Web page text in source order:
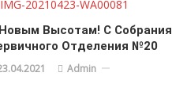
Высотам! С Собрания
Отделения №20
Admin